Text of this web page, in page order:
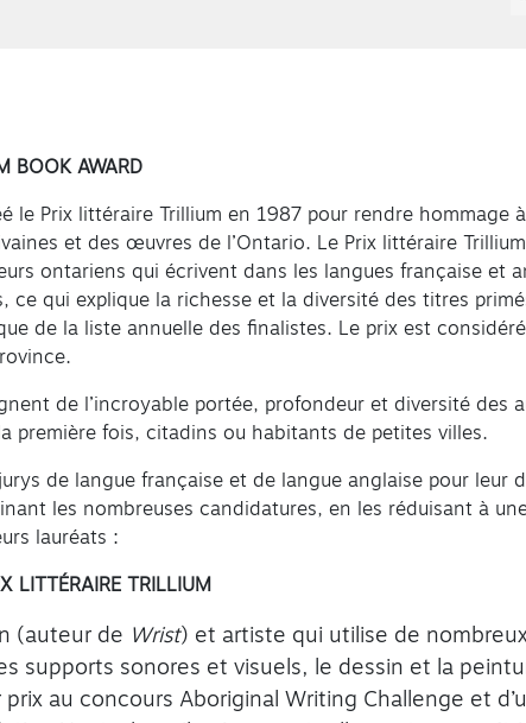
BOOK AWARD
le Prix littéraire Trillium en 1987 pour rendre hommage
et des œuvres de l’Ontario. Le Prix littéraire
ontariens qui écrivent dans les langues française et
ce qui explique la richesse et la diversité des titres
de la liste annuelle des finalistes. Le prix est
de l’incroyable portée, profondeur et diversité des
première fois, citadins ou habitants de petites villes.
de langue française et de langue anglaise pour leur
les nombreuses candidatures, en les réduisant à
lauréats :
LITTÉRAIRE TRILLIUM
(auteur de Wrist) et artiste qui utilise de
supports sonores et visuels, le dessin et la
prix au concours Aboriginal Writing Challenge et